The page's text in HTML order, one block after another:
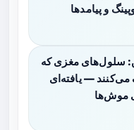
و پیامدها
سلول‌های مغزی که
— یافته‌ای
موش‌ها